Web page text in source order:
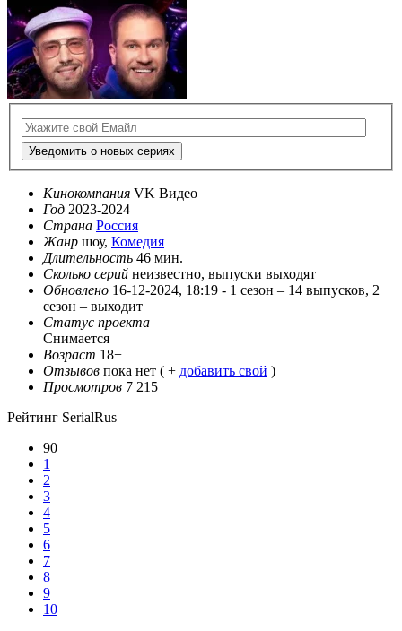
Уведомить о новых сериях
Кинокомпания VK Видео
Год 2023-2024
Страна Россия
Жанр шоу, Комедия
Длительность 46 мин.
Сколько серий неизвестно, выпуски выходят
Обновлено 16-12-2024, 18:19 - 1 сезон – 14 выпусков, 2
сезон – выходит
Статус проекта
Снимается
Возраст 18+
Отзывов пока нет ( + добавить свой )
Просмотров 7 215
Рейтинг SerialRus
90
1
2
3
4
5
6
7
8
9
10